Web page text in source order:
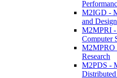
M2IGD -
and Design
M2MPRI -
Computer
M2MPRO
Research
M2PDS -
Distributed